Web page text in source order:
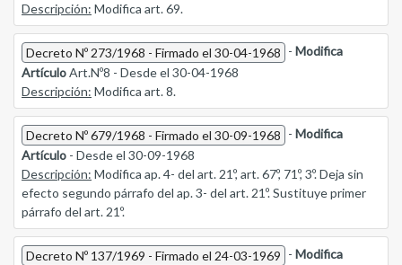
Descripción: Modifica art. 69.
Decreto Nº 273/1968 - Firmado el 30-04-1968 - Modifica
ArtículoArt.Nº8 - Desde el 30-04-1968
Descripción: Modifica art. 8.
Decreto Nº 679/1968 - Firmado el 30-09-1968 - Modifica
Artículo - Desde el 30-09-1968
Descripción: Modifica ap. 4- del art. 21º, art. 67º, 71º, 3º. Deja sin
efecto segundo párrafo del ap. 3- del art. 21º. Sustituye primer
párrafo del art. 21º.
Decreto Nº 137/1969 - Firmado el 24-03-1969 - Modifica